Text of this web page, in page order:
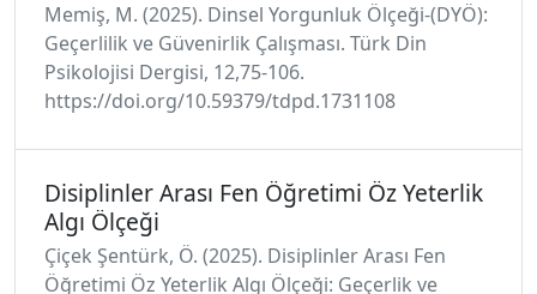
Memiş, M. (2025). Dinsel Yorgunluk Ölçeği-(DYÖ):
Geçerlilik ve Güvenirlik Çalışması. Türk Din
Psikolojisi Dergisi, 12,75-106.
https://doi.org/10.59379/tdpd.1731108
Disiplinler Arası Fen Öğretimi Öz Yeterlik
Algı Ölçeği
​Çiçek Şentürk, Ö. (2025). Disiplinler Arası Fen
Öğretimi Öz Yeterlik Algı Ölçeği: Geçerlik ve